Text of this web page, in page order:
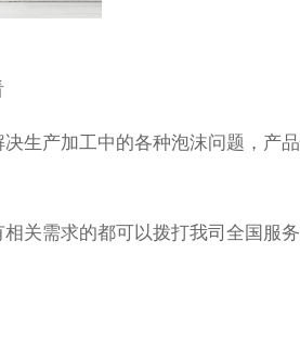
生产加工中的各种泡沫问题，产
关需求的都可以拨打我司全国服务